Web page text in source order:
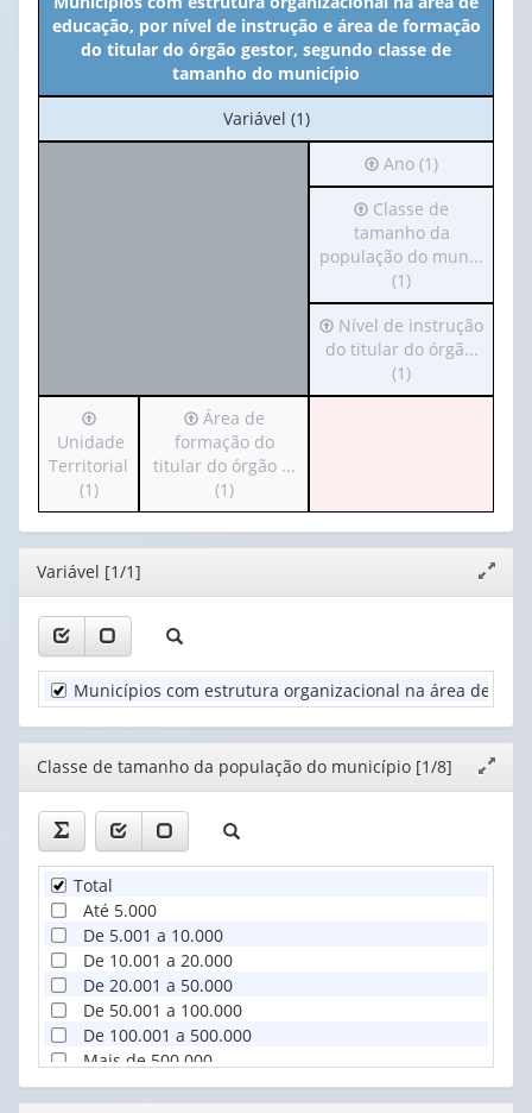
educação, por nível de instrução e área de formação
do titular do órgão gestor, segundo classe de
tamanho do município
No
cabeçalho:
Variável (1)
Irá
para
o
cabeçalho
(possui
apenas
1
valor):
Ano
(1)
Ano (1)
Irá
para
o
cabeçalho
(possui
apenas
1
valor):
população
Classe de
tamanho da
população do mun...
(1)
Irá
para
cabeçalho
Nível
órgã...
(1)
Nível de instrução
do titular do órgã...
(1)
Irá
para
o
cabeçalho
(possui
apenas
valor):
Unidade
Territorial
(1)
Unidade
Territorial
(1)
Irá
para
o
cabeçalho
(possui
apenas
formação
do
titular
órgão
...
Área de
formação do
titular do órgão ...
(1)
Editor
janela
Variável [1/1]
Municípios com estrutura organizacional na área de
Editor
janela
Classe de tamanho da população do município [1/8]
Total
Até 5.000
De 5.001 a 10.000
De 10.001 a 20.000
De 20.001 a 50.000
De 50.001 a 100.000
De 100.001 a 500.000
Mais de 500.000